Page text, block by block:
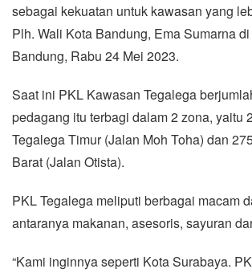
sebagai kekuatan untuk kawasan yang
Plh. Wali Kota Bandung, Ema Sumarna
Bandung, Rabu 24 Mei 2023.
Saat ini PKL Kawasan Tegalega
pedagang itu terbagi dalam 2 zona, yaitu
Tegalega Timur (Jalan Moh Toha) dan
Barat (Jalan Otista).
PKL Tegalega meliputi berbagai macam
antaranya makanan, asesoris, sayuran
“Kami inginnya seperti Kota Surabaya.